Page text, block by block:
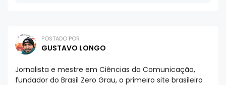
POSTADO POR
GUSTAVO LONGO
Jornalista e mestre em Ciências da Comunicação,
fundador do Brasil Zero Grau, o primeiro site brasileiro